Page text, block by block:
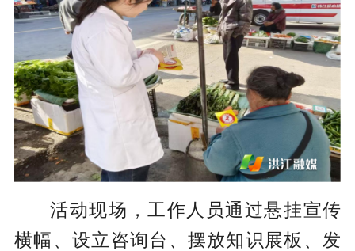
活动现场，工作人员通过悬挂宣传
横幅、设立咨询台、摆放知识展板、发